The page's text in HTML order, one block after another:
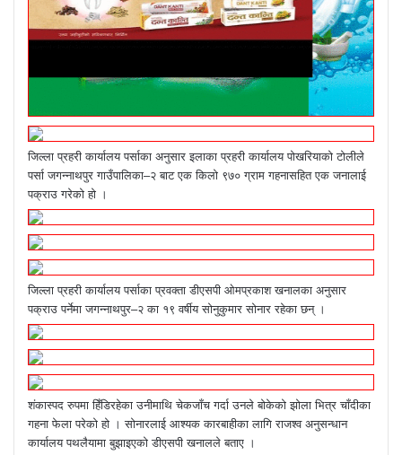
जिल्ला प्रहरी कार्यालय पर्साका अनुसार इलाका प्रहरी कार्यालय पोखरियाको टोलीले
पर्सा जगन्नाथपुर गाउँपालिका–२ बाट एक किलो ९७० ग्राम गहनासहित एक जनालाई
पक्राउ गरेको हो ।
जिल्ला प्रहरी कार्यालय पर्साका प्रवक्ता डीएसपी ओमप्रकाश खनालका अनुसार
पक्राउ पर्नेमा जगन्नाथपुर–२ का १९ वर्षीय सोनुकुमार सोनार रहेका छन् ।
शंकास्पद रुपमा हिँडिरहेका उनीमाथि चेकजाँच गर्दा उनले बोकेको झोला भित्र चाँदीका
गहना फेला परेको हो । सोनारलाई आश्यक कारबाहीका लागि राजश्व अनुसन्धान
कार्यालय पथलैयामा बुझाइएको डीएसपी खनालले बताए ।